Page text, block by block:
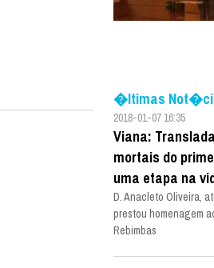
�ltimas
2018-01-07 16:35
Viana:
mortais do
uma etapa na
D. Anacleto Oliveira,
prestou homenagem
Rebimbas